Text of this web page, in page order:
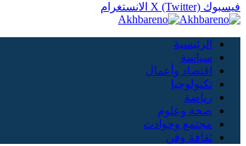
فيسبوك X (Twitter) الانستغرام
الرئيسية
سياسة
اقتصاد وأعمال
تكنولوجيا
رياضة
صحة وعلوم
مجتمع وحوادث
ثقافة وفن